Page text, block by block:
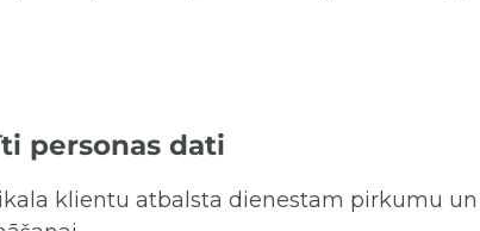
personas dati
klientu atbalsta dienestam pirkumu